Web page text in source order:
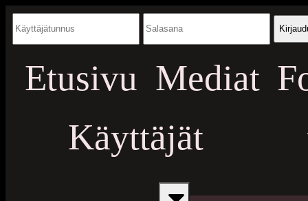
Etusivu Mediat
Käyttäjät